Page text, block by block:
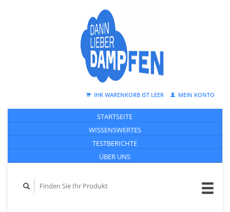
IHR WARENKORB IST LEER MEIN KONTO
STARTSEITE
WISSENSWERTES
TESTBERICHTE
ÜBER UNS